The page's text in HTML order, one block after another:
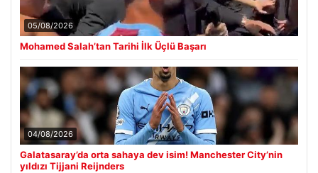
05/08/2026
Mohamed Salah’tan Tarihi İlk Üçlü Başarı
04/08/2026
Galatasaray’da orta sahaya dev isim! Manchester City’nin
yıldızı Tijjani Reijnders